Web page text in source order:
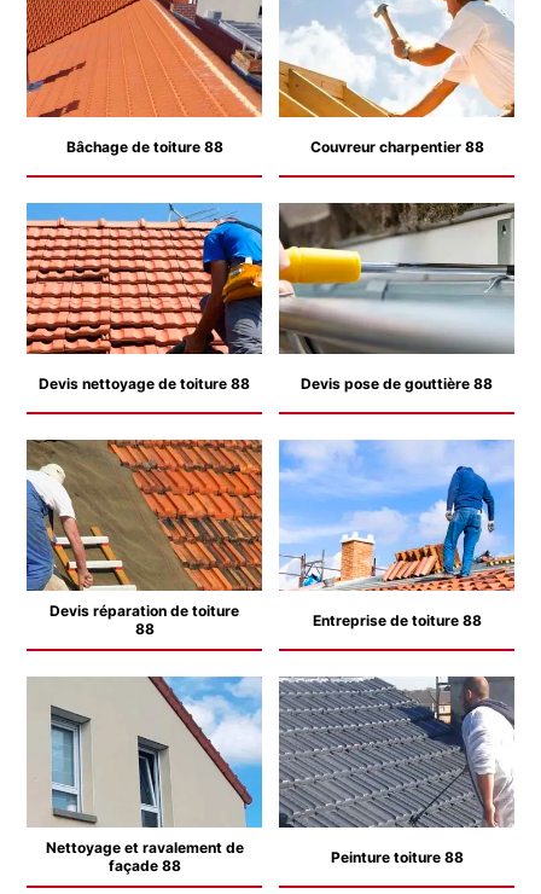
Bâchage de toiture 88 Couvreur charpentier 88
Devis nettoyage de toiture 88 Devis pose de gouttière 88
Devis réparation de toiture
88
Entreprise de toiture 88
Nettoyage et ravalement de
façade 88
Peinture toiture 88